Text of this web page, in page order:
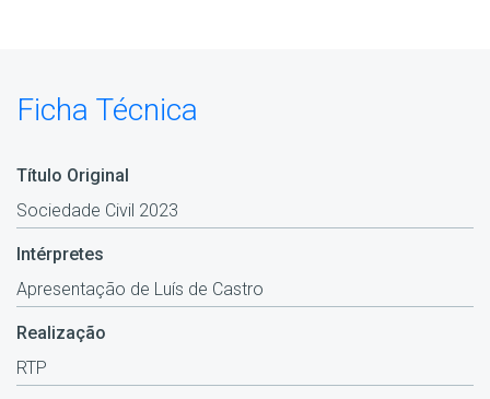
Ficha Técnica
Título Original
Sociedade Civil 2023
Intérpretes
Apresentação de Luís de Castro
Realização
RTP